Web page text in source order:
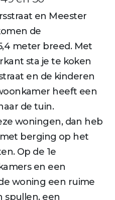
en Meester
de
meter breed. Met
sta je te koken
en de kinderen
heeft een
de tuin.
woningen, dan heb
berging op het
Op de 1e
en een
woning een ruime
spullen, een